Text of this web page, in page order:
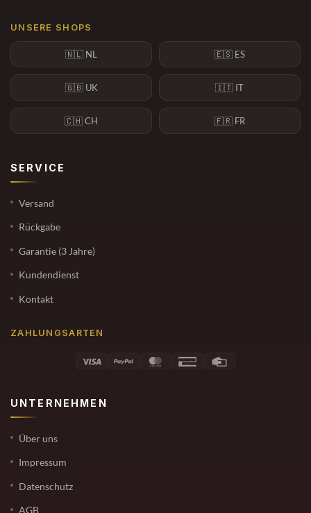
UNSERE SHOPS
🇳🇱 NL 🇪🇸 ES
🇬🇧 UK 🇮🇹 IT
🇨🇭 CH 🇫🇷 FR
SERVICE
Versand
Rückgabe
Garantie (3 Jahre)
Kundendienst
Kontakt
ZAHLUNGSARTEN
UNTERNEHMEN
Über uns
Impressum
Datenschutz
AGB